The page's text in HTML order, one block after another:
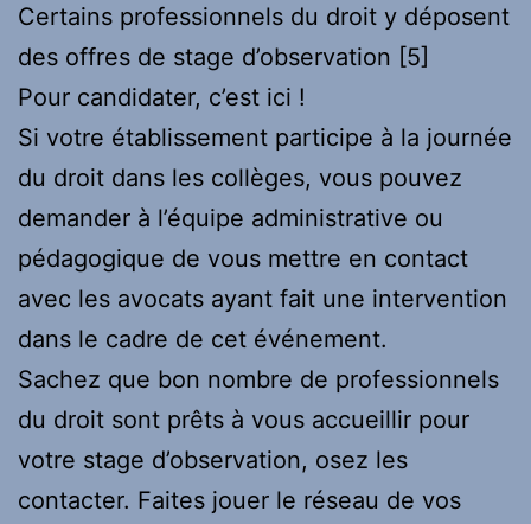
Certains professionnels du droit y déposent
des offres de stage d’observation [5]
Pour candidater, c’est ici !
Si votre établissement participe à la journée
du droit dans les collèges, vous pouvez
demander à l’équipe administrative ou
pédagogique de vous mettre en contact
avec les avocats ayant fait une intervention
dans le cadre de cet événement.
Sachez que bon nombre de professionnels
du droit sont prêts à vous accueillir pour
votre stage d’observation, osez les
contacter. Faites jouer le réseau de vos